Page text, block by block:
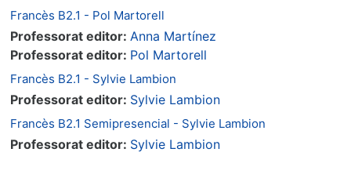
Francès B2.1 - Pol Martorell
Professorat editor: Anna Martínez
Professorat editor: Pol Martorell
Francès B2.1 - Sylvie Lambion
Professorat editor: Sylvie Lambion
Francès B2.1 Semipresencial - Sylvie Lambion
Professorat editor: Sylvie Lambion